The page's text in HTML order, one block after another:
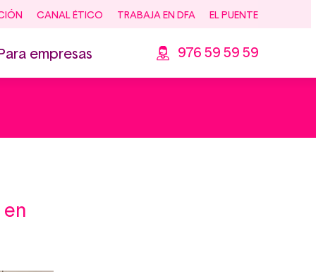
CANAL ÉTICO TRABAJA EN DFA EL PUENTE
empresas 976 59 59 59
en